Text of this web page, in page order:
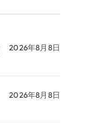
2026年8月8日
2026年8月8日